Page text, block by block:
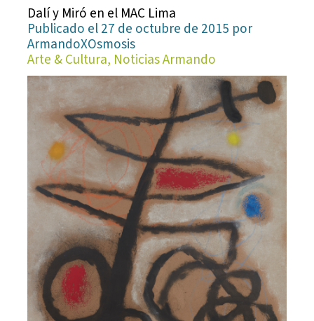
Dalí y Miró en el MAC Lima
Publicado el 27 de octubre de 2015 por
ArmandoXOsmosis
Arte & Cultura, Noticias Armando